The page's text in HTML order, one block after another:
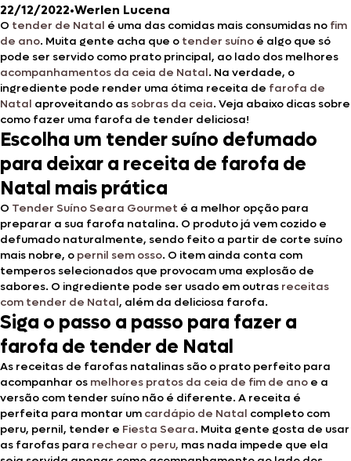
22/12/2022•Werlen Lucena
O tender de Natal é uma das comidas mais consumidas no fim
de ano. Muita gente acha que o tender suíno é algo que só
pode ser servido como prato principal, ao lado dos melhores
acompanhamentos da ceia de Natal. Na verdade, o
ingrediente pode render uma ótima receita de farofa de
Natal aproveitando as sobras da ceia. Veja abaixo dicas sobre
como fazer uma farofa de tender deliciosa!
Escolha um tender suíno defumado
para deixar a receita de farofa de
Natal mais prática
O Tender Suíno Seara Gourmet é a melhor opção para
preparar a sua farofa natalina. O produto já vem cozido e
defumado naturalmente, sendo feito a partir de corte suíno
mais nobre, o pernil sem osso. O item ainda conta com
temperos selecionados que provocam uma explosão de
sabores. O ingrediente pode ser usado em outras receitas
com tender de Natal, além da deliciosa farofa.
Siga o passo a passo para fazer a
farofa de tender de Natal
As receitas de farofas natalinas são o prato perfeito para
acompanhar os melhores pratos da ceia de fim de ano e a
versão com tender suíno não é diferente. A receita é
perfeita para montar um cardápio de Natal completo com
peru, pernil, tender e Fiesta Seara. Muita gente gosta de usar
as farofas para rechear o peru, mas nada impede que ela